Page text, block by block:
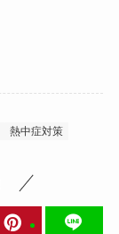
熱中症対策